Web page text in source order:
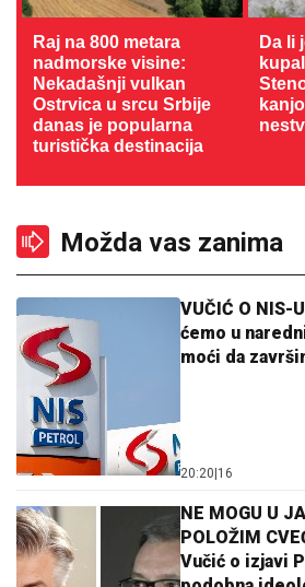
Raj na 800 metara
nadmorske visine:
Nekadašnji vulkan
Ostrvica u srcu Srbije
danas je popularna
turistička destinacija
Da li
Možda vas zanima
VUČIĆ O NIS-
ćemo u
moći da
20:20|16
NE MOGU U
POLOŽIM
Vučić o izjavi